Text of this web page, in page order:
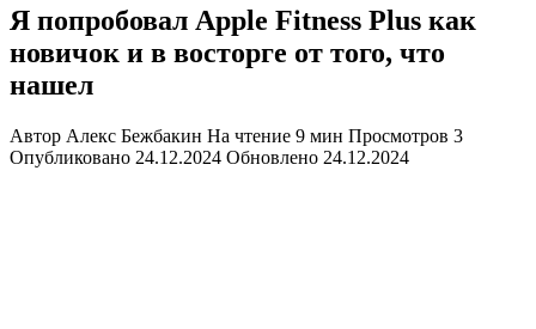
Я попробовал Apple Fitness Plus как
новичок и в восторге от того, что
нашел
Автор Алекс Бежбакин На чтение 9 мин Просмотров 3
Опубликовано 24.12.2024 Обновлено 24.12.2024